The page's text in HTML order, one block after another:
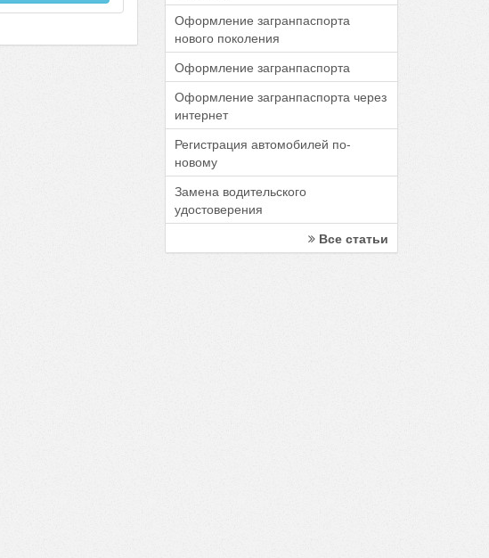
Оформление загранпаспорта
нового поколения
Оформление загранпаспорта
Оформление загранпаспорта через
интернет
Регистрация автомобилей по-
новому
Замена водительского
удостоверения
Все статьи